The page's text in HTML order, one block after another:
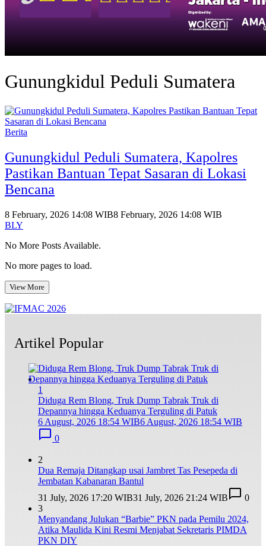
Gunungkidul Peduli Sumatera
Berita
Gunungkidul Peduli Sumatera, Kapolres
Pastikan Bantuan Tepat Sasaran di Lokasi
Bencana
8 February, 2026 14:08 WIB8 February, 2026 14:08 WIB
BLY
No More Posts Available.
No more pages to load.
View More
Artikel Popular
1
Diduga Rem Blong, Truk Dump Tabrak Truk di
Depannya hingga Keduanya Terguling di Patuk
6 August, 2026 18:54 WIB6 August, 2026 18:54 WIB
0
2
Dua Remaja Ditangkap usai Jambret Tas Pesepeda di
Jembatan Kabanaran Bantul
31 July, 2026 17:20 WIB31 July, 2026 21:24 WIB
0
3
Menyandang Julukan “Barbie” PKN pada Pemilu 2024,
Atika Maulida Kini Resmi Menjabat Sekretaris PIMDA
PKN DIY